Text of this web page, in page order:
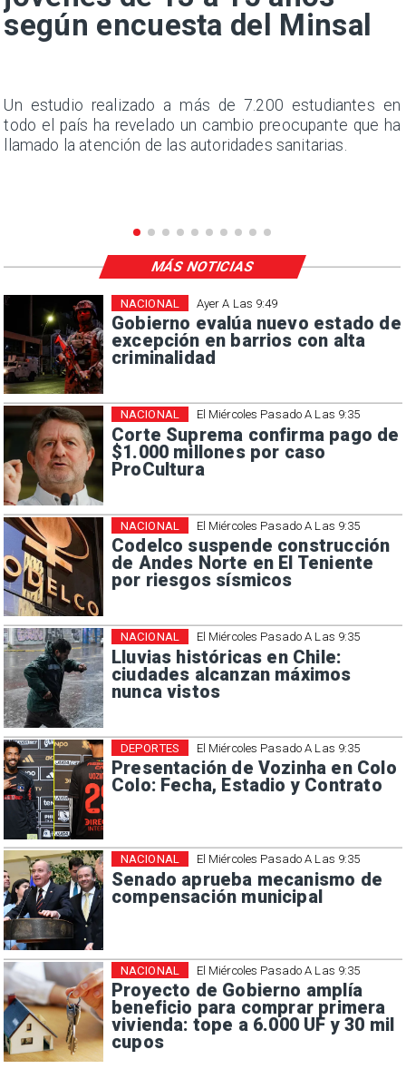
según encuesta del Minsal
Un estudio realizado a más de 7.200 estudiantes en
todo el país ha revelado un cambio preocupante que ha
llamado la atención de las autoridades sanitarias.
Ayer A Las 9:49
Gobierno evalúa nuevo estado de
excepción en barrios con alta
criminalidad
NACIONAL
El Miércoles Pasado A Las 9:35
Corte Suprema confirma pago de
$1.000 millones por caso
ProCultura
NACIONAL
El Miércoles Pasado A Las 9:35
Codelco suspende construcción
de Andes Norte en El Teniente
por riesgos sísmicos
NACIONAL
El Miércoles Pasado A Las 9:35
Lluvias históricas en Chile:
ciudades alcanzan máximos
nunca vistos
NACIONAL
El Miércoles Pasado A Las 9:35
Presentación de Vozinha en Colo
Colo: Fecha, Estadio y Contrato
DEPORTES
El Miércoles Pasado A Las 9:35
Senado aprueba mecanismo de
compensación municipal
NACIONAL
El Miércoles Pasado A Las 9:35
Proyecto de Gobierno amplía
beneficio para comprar primera
vivienda: tope a 6.000 UF y 30 mil
cupos
NACIONAL
MÁS NOTICIAS